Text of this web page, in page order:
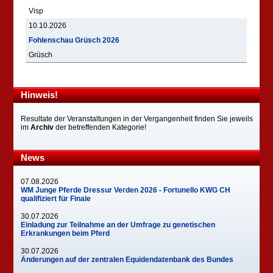
Visp
10.10.2026
Fohlenschau Grüsch 2026
Grüsch
Hinweis!
Resultate der Veranstaltungen in der Vergangenheit finden Sie jeweils
imArchiv der betreffenden Kategorie!
News
07.08.2026
WM Junge Pferde Dressur Verden 2026 - Fortunello KWG CH
qualifiziert für Finale
30.07.2026
Einladung zur Teilnahme an der Umfrage zu genetischen
Erkrankungen beim Pferd
30.07.2026
Änderungen auf der zentralen Equidendatenbank des Bundes